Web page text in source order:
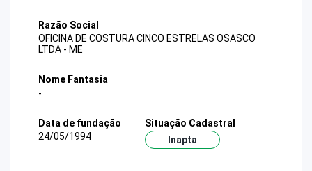
Razão Social
OFICINA DE COSTURA CINCO ESTRELAS OSASCO
LTDA - ME
Nome Fantasia
-
Data de fundação
24/05/1994
Situação Cadastral
Inapta